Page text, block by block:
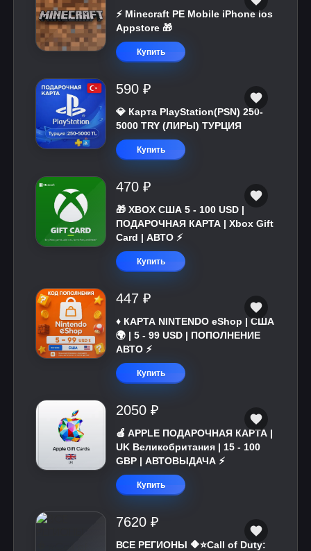
⚡️ Minecraft PE Mobile iPhone ios
Appstore 🎁
Купить
590 ₽
💎 Карта PlayStation(PSN) 250-
5000 TRY (ЛИРЫ) ТУРЦИЯ
Купить
470 ₽
🎁 XBOX США 5 - 100 USD |
ПОДАРОЧНАЯ КАРТА | Xbox Gift
Card | АВТО ⚡
Купить
447 ₽
♦️ КАРТА NINTENDO eShop | США
🌍 | 5 - 99 USD | ПОПОЛНЕНИЕ
АВТО ⚡
Купить
2050 ₽
🍎 APPLE ПОДАРОЧНАЯ КАРТА |
UK Великобритания | 15 - 100
GBP | АВТОВЫДАЧА ⚡️
Купить
7620 ₽
ВСЕ РЕГИОНЫ 🔶⭐Call of Duty: